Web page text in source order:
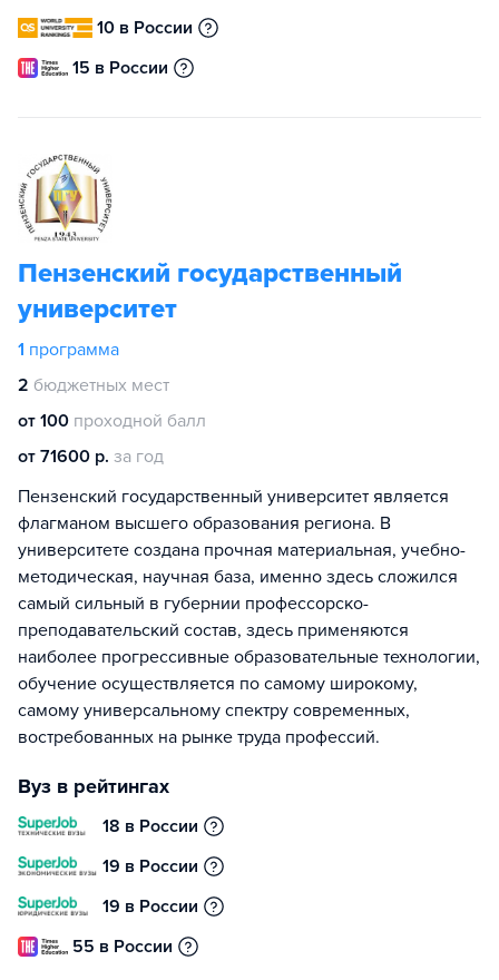
10 в России
15 в России
Пензенский государственный
университет
1 программа
2 бюджетных мест
от 100 проходной балл
от 71600 р. за год
Пензенский государственный университет является
флагманом высшего образования региона. В
университете создана прочная материальная, учебно-
методическая, научная база, именно здесь сложился
самый сильный в губернии профессорско-
преподавательский состав, здесь применяются
наиболее прогрессивные образовательные технологии,
обучение осуществляется по самому широкому,
самому универсальному спектру современных,
востребованных на рынке труда профессий.
Вуз в рейтингах
18 в России
19 в России
19 в России
55 в России